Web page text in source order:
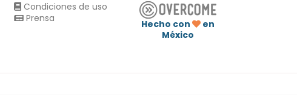
Condiciones de uso
Prensa
Hecho con
en
México